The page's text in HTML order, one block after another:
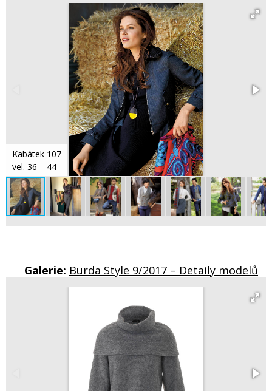
Kabátek 107
vel. 36 – 44
Galerie: Burda Style 9/2017 – Detaily modelů